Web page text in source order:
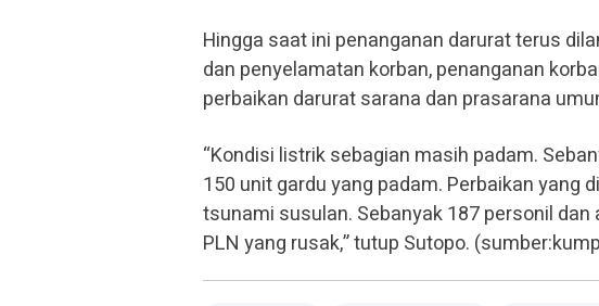
Hingga saat ini penanganan darurat terus
dan penyelamatan korban, penanganan
perbaikan darurat sarana dan prasarana
“Kondisi listrik sebagian masih padam.
150 unit gardu yang padam. Perbaikan yang
tsunami susulan. Sebanyak 187 personil
PLN yang rusak,” tutup Sutopo.